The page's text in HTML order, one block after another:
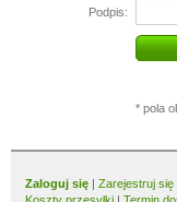
Podpis:
* pola
Zaloguj się | Zarejestruj się